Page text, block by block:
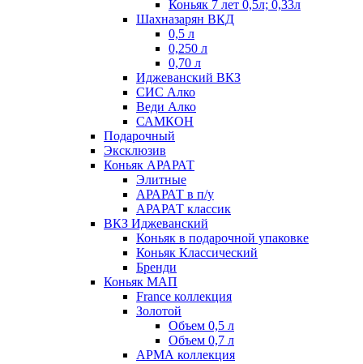
Коньяк 7 лет 0,5л; 0,33л
Шахназарян ВКД
0,5 л
0,250 л
0,70 л
Иджеванский ВКЗ
СИС Алко
Веди Алко
САМКОН
Подарочный
Эксклюзив
Коньяк АРАРАТ
Элитные
АРАРАТ в п/у
АРАРАТ классик
ВКЗ Иджеванский
Коньяк в подарочной упаковке
Коньяк Классический
Бренди
Коньяк МАП
France коллекция
Золотой
Объем 0,5 л
Объем 0,7 л
АРМА коллекция